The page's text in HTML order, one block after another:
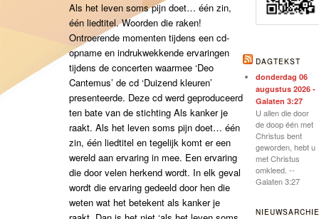
Als het leven soms pijn doet… één zin,
één liedtitel. Woorden die raken!
Ontroerende momenten tijdens een cd-
opname en indrukwekkende ervaringen
tijdens de concerten waarmee ‘Deo
Cantemus’ de cd ‘Duizend kleuren’
presenteerde. Deze cd werd geproduceerd
ten bate van de stichting Als kanker je
raakt. Als het leven soms pijn doet… één
zin, één liedtitel en tegelijk komt er een
wereld aan ervaring in mee. Een ervaring
die door velen herkend wordt. In elk geval
wordt die ervaring gedeeld door hen die
weten wat het betekent als kanker je
DAGTEKST
donderdag 06
augustus 2026 -
Galaten 3:27
U allen die door
de doop één met
Christus bent
geworden, hebt u
met Christus
omkleed. --
Galaten 3:27